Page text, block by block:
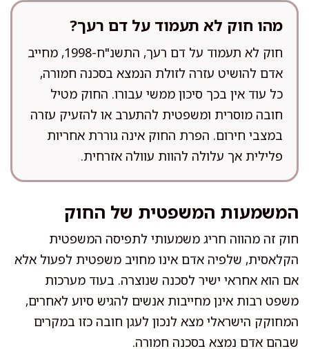
מהו חוק לא תעמוד על דם רעך?
חוק לא תעמוד על דם רעך, התשנ"ח-1998, מחייב
אדם להושיט עזרה לזולת הנמצא בסכנה חמורה,
כל עוד אין בכך סיכון ממשי עבורו. החוק מטיל
חובה מוסרית ומשפטית להתערב או להזעיק עזרה
במצבי חירום. הפרת החוק אינה גוררת אחריות
פלילית אך עלולה להוות עוולה אזרחית.
המשמעות המשפטית של החוק
חוק זה מהווה חריג משמעותי לתפיסה המשפטית
הקלאסית, שלפיה אדם אינו מחויב משפטית לפעול אלא
אם הוא אחראי ישיר לסכנה שנוצרה. בעוד מערכות
משפט רבות אינן מחייבות אנשים להגיש סיוע לאחרים,
המחוקק הישראלי מצא לנכון לעגן חובה כזו במקרים
שבהם אדם נמצא בסכנה חמורה.